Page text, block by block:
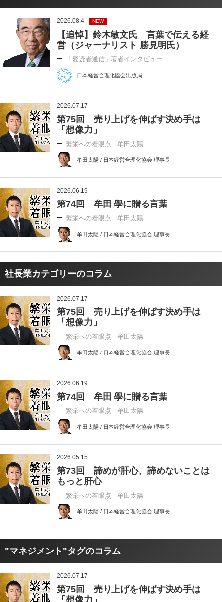
2026.08.4 NEW
【追悼】鈴木敏文氏 言葉で伝える経
営（ジャーナリスト 勝見明氏）
「愛読者通信」著者インタビュー
日本経営合理化協会出版局
2026.07.17
第75回 売り上げを伸ばす決め手は
「想像力」
繁栄への着眼点 牟田太陽
牟田太陽 / 日本経営合理化協会 理事長
2026.06.19
第74回 牟田 學に贈る言葉
繁栄への着眼点 牟田太陽
牟田太陽 / 日本経営合理化協会 理事長
社長業カテゴリーのコラム
2026.07.17
第75回 売り上げを伸ばす決め手は
「想像力」
繁栄への着眼点 牟田太陽
牟田太陽 / 日本経営合理化協会 理事長
2026.06.19
第74回 牟田 學に贈る言葉
繁栄への着眼点 牟田太陽
牟田太陽 / 日本経営合理化協会 理事長
2026.05.15
第73回 諦めが肝心、諦めないことは
もっと肝心
繁栄への着眼点 牟田太陽
牟田太陽 / 日本経営合理化協会 理事長
"マネジメント"タグのコラム
2026.07.17
第75回 売り上げを伸ばす決め手は
「想像力」